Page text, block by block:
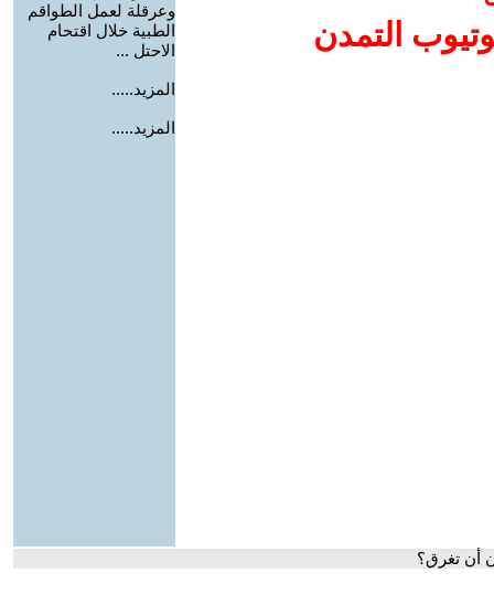
التمدن
وعرقلة لعمل الطواقم
الطبية خلال اقتحام
الاحتل ...
المزيد.....
المزيد.....
أن تغرق؟